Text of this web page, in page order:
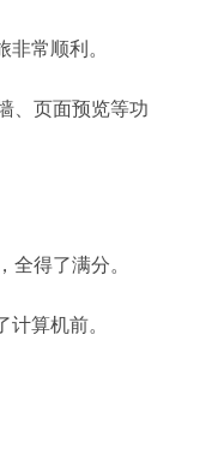
常顺利。
、页面预览等功
全得了满分。
算机前。